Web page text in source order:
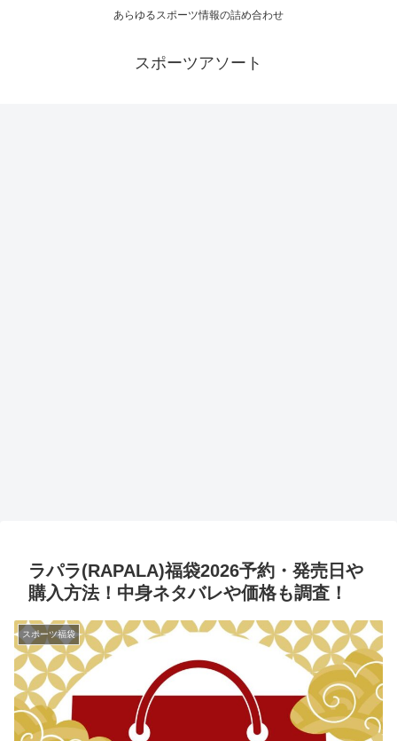
あらゆるスポーツ情報の詰め合わせ
スポーツアソート
ラパラ(RAPALA)福袋2026予約・発売日や
購入方法！中身ネタバレや価格も調査！
スポーツ福袋